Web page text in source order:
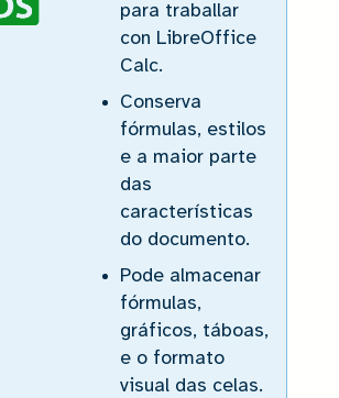
para traballar
con LibreOffice
Calc.
Conserva
fórmulas, estilos
e a maior parte
das
características
do documento.
Pode almacenar
fórmulas,
gráficos, táboas,
e o formato
visual das celas.